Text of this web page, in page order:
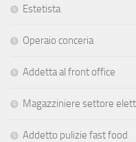
Estetista
Operaio conceria
Addetta al front office
Magazziniere settore
Addetto pulizie fast food